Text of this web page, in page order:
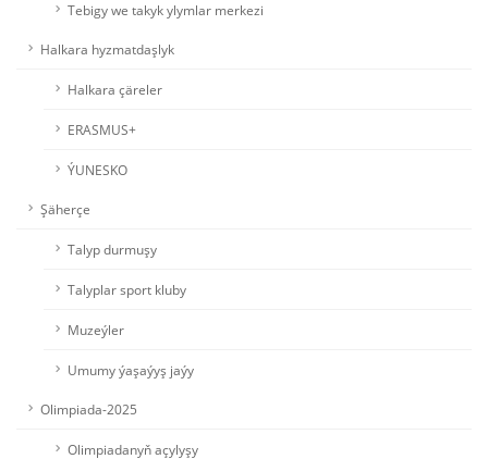
Tebigy we takyk ylymlar merkezi
Halkara hyzmatdaşlyk
Halkara çäreler
ERASMUS+
ÝUNESKO
Şäherçe
Talyp durmuşy
Talyplar sport kluby
Muzeýler
Umumy ýaşaýyş jaýy
Olimpiada-2025
Olimpiadanyň açylyşy